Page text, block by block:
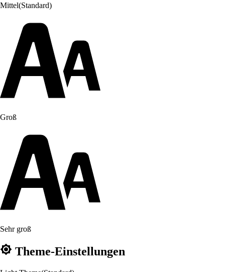
Mittel(Standard)
Groß
Sehr groß
Theme-Einstellungen